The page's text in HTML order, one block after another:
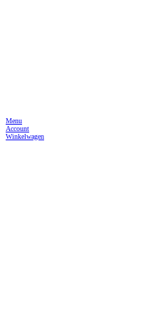
Menu
Account
Winkelwagen